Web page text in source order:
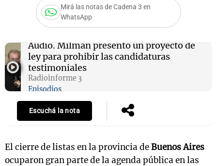
Mirá las notas de Cadena 3 en
WhatsApp
Audio. Milman presentó un proyecto de
ley para prohibir las candidaturas
testimoniales
Radioinforme 3
Episodios
Escuchá la nota
El cierre de listas en la provincia deBuenos Aires
ocuparon gran parte de la agenda pública en las
Notas
Mundial 2026
Notas